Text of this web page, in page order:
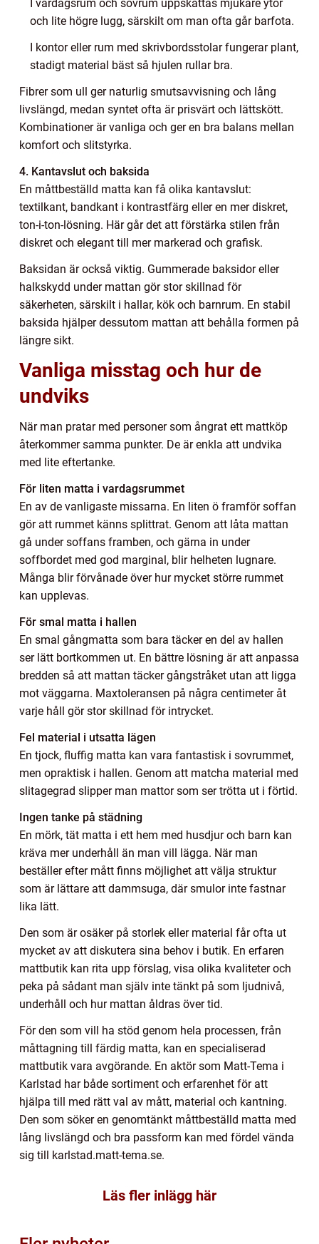
I vardagsrum och sovrum uppskattas mjukare ytor
och lite högre lugg, särskilt om man ofta går barfota.
I kontor eller rum med skrivbordsstolar fungerar plant,
stadigt material bäst så hjulen rullar bra.
Fibrer som ull ger naturlig smutsavvisning och lång
livslängd, medan syntet ofta är prisvärt och lättskött.
Kombinationer är vanliga och ger en bra balans mellan
komfort och slitstyrka.
4. Kantavslut och baksida
En måttbeställd matta kan få olika kantavslut:
textilkant, bandkant i kontrastfärg eller en mer diskret,
ton-i-ton-lösning. Här går det att förstärka stilen från
diskret och elegant till mer markerad och grafisk.
Baksidan är också viktig. Gummerade baksidor eller
halkskydd under mattan gör stor skillnad för
säkerheten, särskilt i hallar, kök och barnrum. En stabil
baksida hjälper dessutom mattan att behålla formen på
längre sikt.
Vanliga misstag och hur de
undviks
När man pratar med personer som ångrat ett mattköp
återkommer samma punkter. De är enkla att undvika
med lite eftertanke.
För liten matta i vardagsrummet
En av de vanligaste missarna. En liten ö framför soffan
gör att rummet känns splittrat. Genom att låta mattan
gå under soffans framben, och gärna in under
soffbordet med god marginal, blir helheten lugnare.
Många blir förvånade över hur mycket större rummet
kan upplevas.
För smal matta i hallen
En smal gångmatta som bara täcker en del av hallen
ser lätt bortkommen ut. En bättre lösning är att anpassa
bredden så att mattan täcker gångstråket utan att ligga
mot väggarna. Maxtoleransen på några centimeter åt
varje håll gör stor skillnad för intrycket.
Fel material i utsatta lägen
En tjock, fluffig matta kan vara fantastisk i sovrummet,
men opraktisk i hallen. Genom att matcha material med
slitagegrad slipper man mattor som ser trötta ut i förtid.
Ingen tanke på städning
En mörk, tät matta i ett hem med husdjur och barn kan
kräva mer underhåll än man vill lägga. När man
beställer efter mått finns möjlighet att välja struktur
som är lättare att dammsuga, där smulor inte fastnar
lika lätt.
Den som är osäker på storlek eller material får ofta ut
mycket av att diskutera sina behov i butik. En erfaren
mattbutik kan rita upp förslag, visa olika kvaliteter och
peka på sådant man själv inte tänkt på som ljudnivå,
underhåll och hur mattan åldras över tid.
För den som vill ha stöd genom hela processen, från
måttagning till färdig matta, kan en specialiserad
mattbutik vara avgörande. En aktör som Matt-Tema i
Karlstad har både sortiment och erfarenhet för att
hjälpa till med rätt val av mått, material och kantning.
Den som söker en genomtänkt måttbeställd matta med
lång livslängd och bra passform kan med fördel vända
sig till karlstad.matt-tema.se.
Läs fler inlägg här